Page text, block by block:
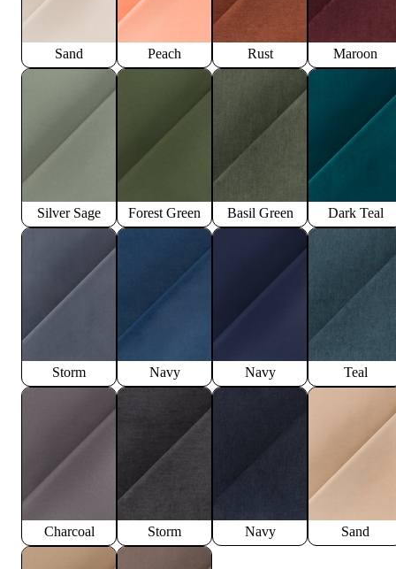
Sand Peach Rust Maroon
Silver Sage Forest Green Basil Green Dark Teal
Storm Navy Navy Teal
Charcoal Storm Navy Sand